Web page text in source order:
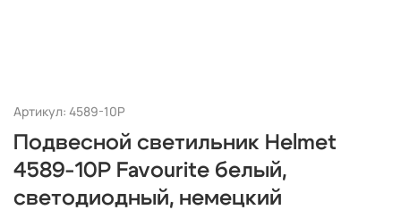
Артикул: 4589-10P
Подвесной светильник Helmet
4589-10P Favourite белый,
светодиодный, немецкий